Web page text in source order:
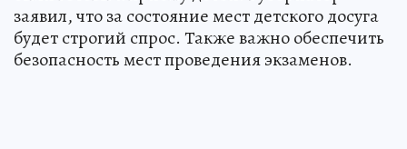
заявил, что за состояние мест детского досуга
будет строгий спрос. Также важно обеспечить
безопасность мест проведения экзаменов.